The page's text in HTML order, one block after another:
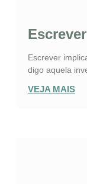
Escrever
digo aquela
VEJA MAIS